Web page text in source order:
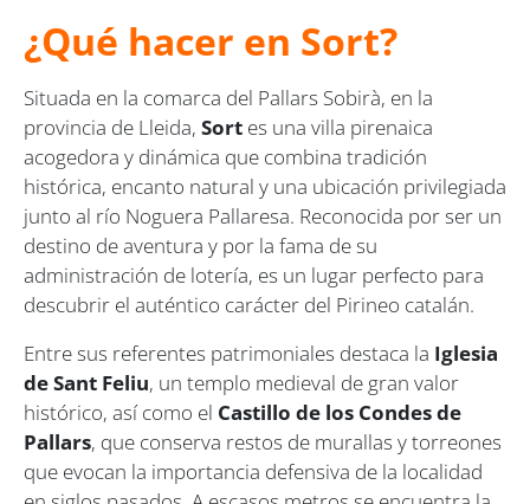
¿Qué hacer en Sort?
Situada en la comarca del Pallars Sobirà, en la
provincia de Lleida, Sort es una villa pirenaica
acogedora y dinámica que combina tradición
histórica, encanto natural y una ubicación privilegiada
junto al río Noguera Pallaresa. Reconocida por ser un
destino de aventura y por la fama de su
administración de lotería, es un lugar perfecto para
descubrir el auténtico carácter del Pirineo catalán.
Entre sus referentes patrimoniales destaca la Iglesia
de Sant Feliu, un templo medieval de gran valor
histórico, así como el Castillo de los Condes de
Pallars, que conserva restos de murallas y torreones
que evocan la importancia defensiva de la localidad